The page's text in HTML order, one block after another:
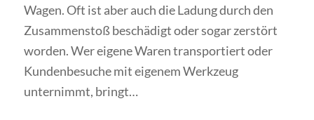
Wagen. Oft ist aber auch die Ladung durch den
Zusammenstoß beschädigt oder sogar zerstört
worden. Wer eigene Waren transportiert oder
Kundenbesuche mit eigenem Werkzeug
unternimmt, bringt…